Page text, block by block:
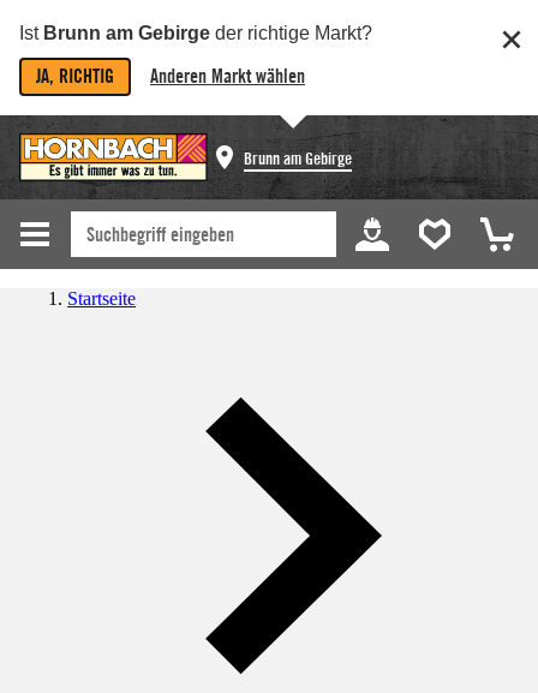
Ist Brunn am Gebirge der richtige Markt?
JA, RICHTIG Anderen Markt wählen
Brunn am Gebirge
Startseite